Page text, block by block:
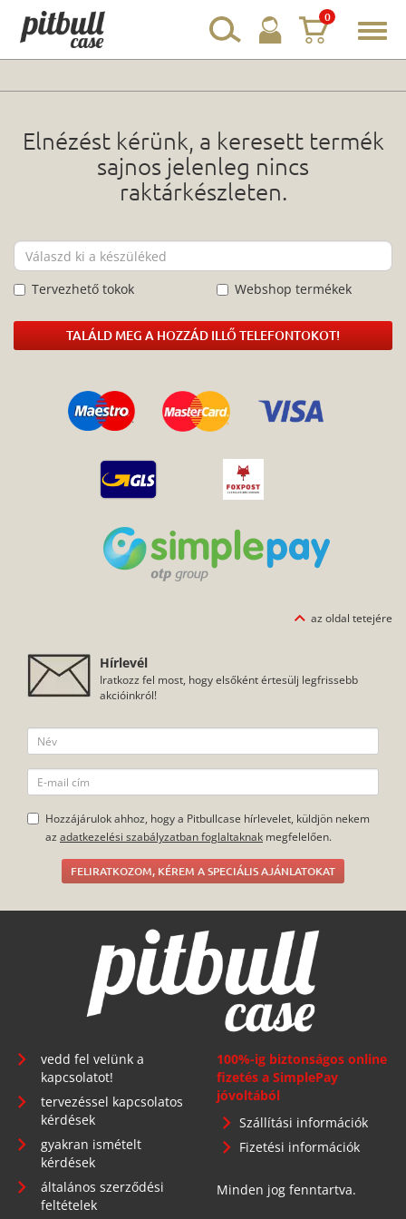
0
Elnézést kérünk, a keresett termék
sajnos jelenleg nincs
raktárkészleten.
Tervezhető tokok Webshop termékek
TALÁLD MEG A HOZZÁD ILLŐ TELEFONTOKOT!
az oldal tetejére
Hírlevél
Iratkozz fel most, hogy elsőként értesülj legfrissebb
akcióinkról!
Hozzájárulok ahhoz, hogy a Pitbullcase hírlevelet, küldjön nekem
az adatkezelési szabályzatban foglaltaknak megfelelően.
FELIRATKOZOM, KÉREM A SPECIÁLIS AJÁNLATOKAT
vedd fel velünk a
kapcsolatot!
tervezéssel kapcsolatos
kérdések
gyakran ismételt
kérdések
általános szerződési
feltételek
100%-ig biztonságos online
fizetés a SimplePay
jóvoltából
Szállítási információk
Fizetési információk
Minden jog fenntartva.